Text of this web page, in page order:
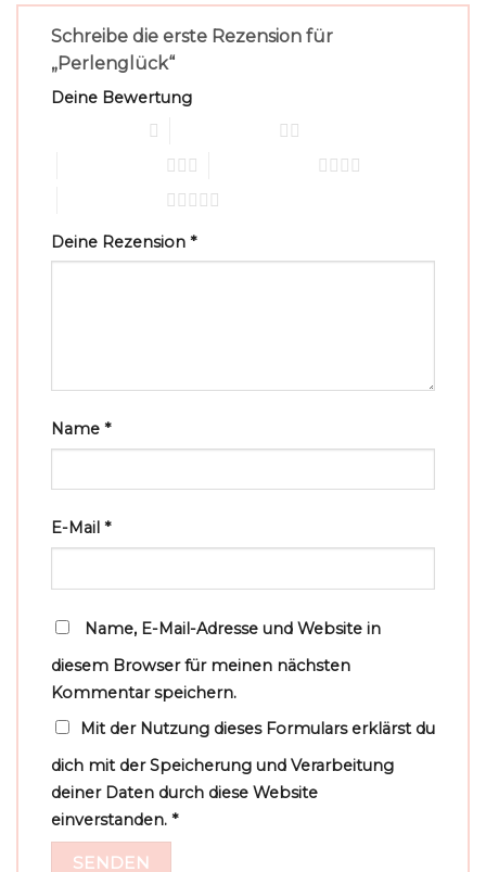
Schreibe die erste Rezension für
„Perlenglück“
Deine Bewertung
Deine Rezension *
Name *
E-Mail *
Name, E-Mail-Adresse und Website in
diesem Browser für meinen nächsten
Kommentar speichern.
Mit der Nutzung dieses Formulars erklärst du
dich mit der Speicherung und Verarbeitung
deiner Daten durch diese Website
einverstanden. *